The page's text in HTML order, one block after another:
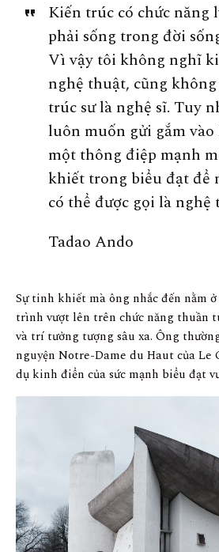
Kiến trúc có chức năng
phải sống trong đời
Vì vậy tôi không nghĩ
nghệ thuật, cũng
trúc sư là nghệ sĩ. Tuy
luôn muốn gửi gắm
một thông điệp mạnh
khiết trong biểu đạt để
có thể được gọi là nghệ
Tadao Ando
Sự tinh khiết mà ông nhắc đến nằm
trình vượt lên trên chức năng thuần
và trí tưởng tượng sâu xa. Ông
nguyện Notre-Dame du Haut của
dụ kinh điển của sức mạnh biểu đạt